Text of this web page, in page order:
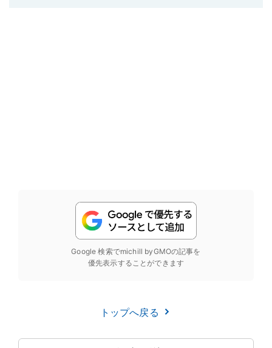
Google 検索でmichill byGMOの記事を
優先表示することができます
トップへ戻る